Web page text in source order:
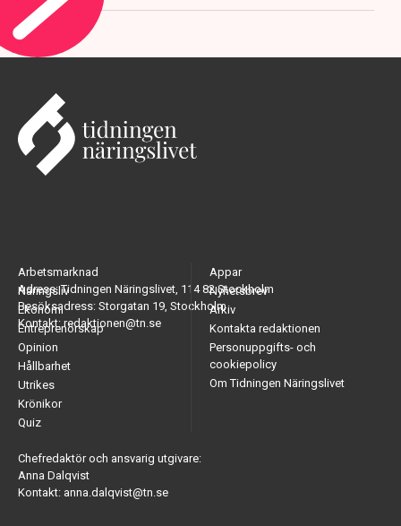
Adress: Tidningen Näringslivet, 114 82 Stockholm
Besöksadress: Storgatan 19, Stockholm
Kontakt: redaktionen@tn.se
Arbetsmarknad
Näringsliv
Ekonomi
Entreprenörskap
Opinion
Hållbarhet
Utrikes
Krönikor
Quiz
Appar
Nyhetsbrev
Arkiv
Kontakta redaktionen
Personuppgifts- och
cookiepolicy
Om Tidningen Näringslivet
Chefredaktör och ansvarig utgivare:
Anna Dalqvist
Kontakt: anna.dalqvist@tn.se